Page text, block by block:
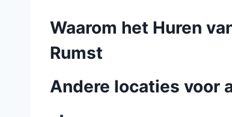
Waarom het Huren
Rumst
Andere locaties voor